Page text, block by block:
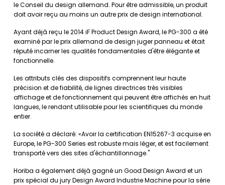
le Conseil du design allemand. Pour être admissible, un produit
doit avoir reçu au moins un autre prix de design international.
Ayant déjà reçu le 2014 iF Product Design Award, le PG-300 a été
examiné par le prix allemand de design juger panneau et était
réputé incarner les qualités fondamentales d'être élégante et
fonctionnelle.
Les attributs clés des dispositifs comprennent leur haute
précision et de fiabilité, de lignes directrices très visibles
affichage et de fonctionnement qui peuvent être affichés en huit
langues, le rendant utilisable pour les scientifiques du monde
entier.
La société a déclaré: «Avoir la certification EN15267-3 acquise en
Europe, le PG-300 Series est robuste mais léger, et est facilement
transporté vers des sites d'échantillonnage."
Horiba a également déjà gagné un Good Design Award et un
prix spécial du jury Design Award Industrie Machine pour la série